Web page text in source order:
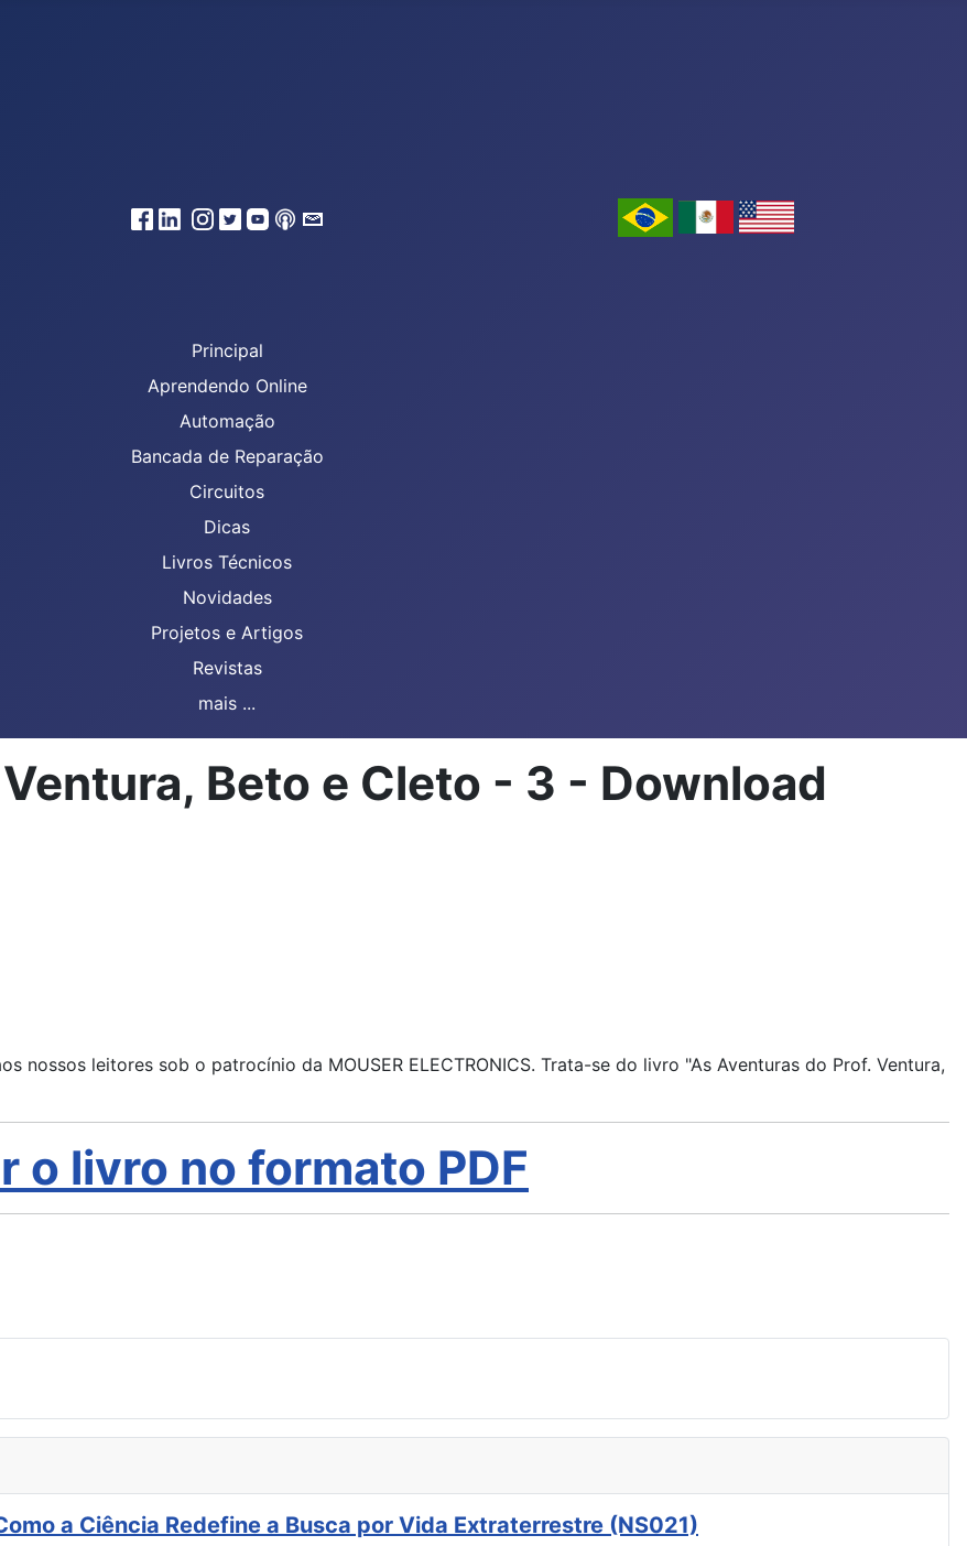
Principal
Aprendendo Online
Automação
Bancada de Reparação
Circuitos
Dicas
Livros Técnicos
Novidades
Projetos e Artigos
Revistas
mais ...
Beto e Cleto - 3 - Download
nossos leitores sob o patrocínio da MOUSER ELECTRONICS. Trata-se do livro "As Aventuras do Prof. Ventura,
o livro no formato PDF
a Ciência Redefine a Busca por Vida Extraterrestre (NS021)